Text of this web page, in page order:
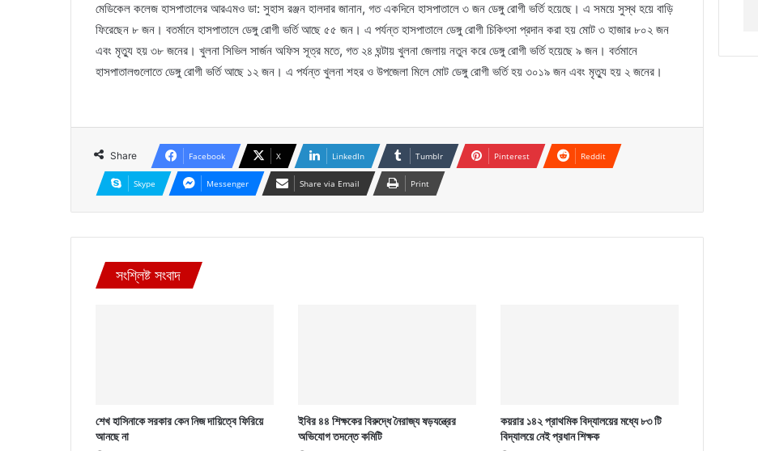
মেডিকেল কলেজ হাসপাতালের আরএমও ডা: সুহাস রঞ্জন হালদার জানান, গত একদিনে হাসপাতালে ৩ জন ডেঙ্গু রোগী ভর্তি হয়েছে। এ সময়ে সুস্থ হয়ে বাড়ি
ফিরেছেন ৮ জন। বতর্মানে হাসপাতালে ডেঙ্গু রোগী ভর্তি আছে ৫৫ জন। এ পর্যন্ত হাসপাতালে ডেঙ্গু রোগী চিকিৎসা প্রদান করা হয় মোট ৩ হাজার ৮০২ জন
এবং মৃত্যু হয় ৩৮ জনের। খুলনা সিভিল সার্জন অফিস সূত্র মতে, গত ২৪ ঘন্টায় খুলনা জেলায় নতুন করে ডেঙ্গু রোগী ভর্তি হয়েছে ৯ জন। বর্তমানে
হাসপাতালগুলোতে ডেঙ্গু রোগী ভর্তি আছে ১২ জন। এ পর্যন্ত খুলনা শহর ও উপজেলা মিলে মোট ডেঙ্গু রোগী ভর্তি হয় ৩০১৯ জন এবং মৃত্যু হয় ২ জনের।
Share Facebook X LinkedIn Tumblr Pinterest Reddit
Skype Messenger Share via Email Print
সংশ্লিষ্ট সংবাদ
শেখ হাসিনাকে সরকার কেন নিজ দায়িত্বে ফিরিয়ে
আনছে না
ইবির ৪৪ শিক্ষকের বিরুদ্ধে নৈরাজ্য ষড়যন্ত্রের
অভিযোগ তদন্তে কমিটি
কয়রার ১৪২ প্রাথমিক বিদ্যালয়ের মধ্যে ৮৩ টি
বিদ্যালয়ে নেই প্রধান শিক্ষক